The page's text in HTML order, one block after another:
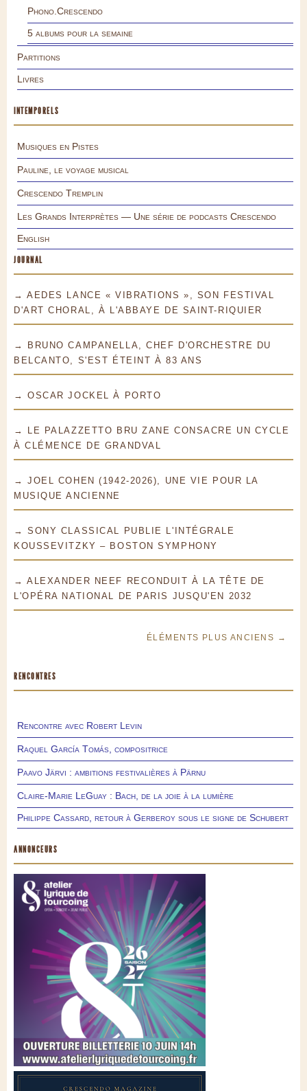
Phono.Crescendo
5 albums pour la semaine
Partitions
Livres
INTEMPORELS
Musiques en Pistes
Pauline, le voyage musical
Crescendo Tremplin
Les Grands Interprètes — Une série de podcasts Crescendo
English
JOURNAL
→ AEDES LANCE « VIBRATIONS », SON FESTIVAL
D'ART CHORAL, À L'ABBAYE DE SAINT-RIQUIER
→ BRUNO CAMPANELLA, CHEF D'ORCHESTRE DU
BELCANTO, S'EST ÉTEINT À 83 ANS
→ OSCAR JOCKEL À PORTO
→ LE PALAZZETTO BRU ZANE CONSACRE UN CYCLE
À CLÉMENCE DE GRANDVAL
→ JOEL COHEN (1942-2026), UNE VIE POUR LA
MUSIQUE ANCIENNE
→ SONY CLASSICAL PUBLIE L'INTÉGRALE
KOUSSEVITZKY – BOSTON SYMPHONY
→ ALEXANDER NEEF RECONDUIT À LA TÊTE DE
L'OPÉRA NATIONAL DE PARIS JUSQU'EN 2032
ÉLÉMENTS PLUS ANCIENS →
RENCONTRES
Rencontre avec Robert Levin
Raquel García Tomás, compositrice
Paavo Järvi : ambitions festivalières à Pärnu
Claire-Marie LeGuay : Bach, de la joie à la lumière
Philippe Cassard, retour à Gerberoy sous le signe de Schubert
ANNONCEURS